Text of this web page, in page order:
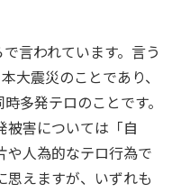
言われています。言う
大震災のことであり、
多発テロのことです。
被害については「自
や人為的なテロ行為で
思えますが、いずれも